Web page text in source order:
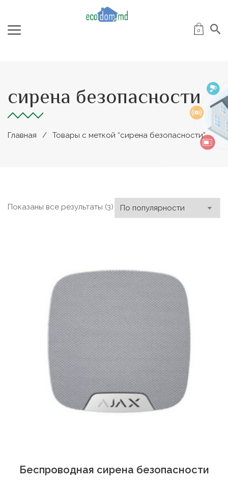
0
сирена безопасности
Главная Товары с меткой “сирена безопасности”
Показаны все результаты (3) Сортировка:
по
Беспроводная сирена безопасности